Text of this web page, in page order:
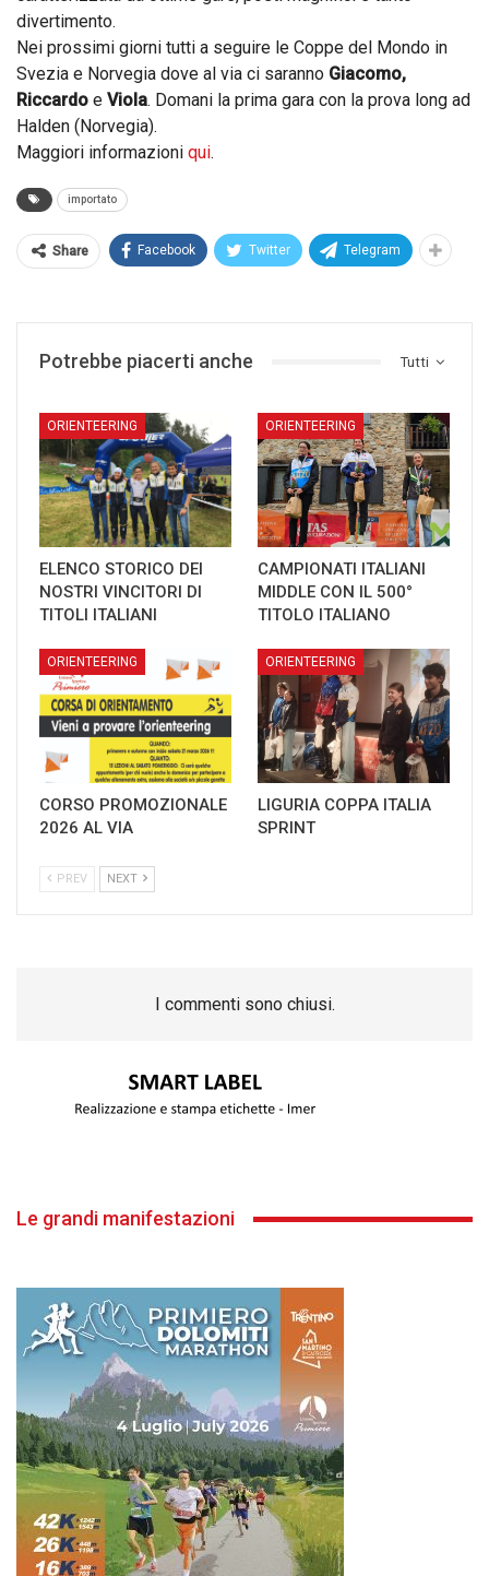
divertimento.
Nei prossimi giorni tutti a seguire le Coppe del Mondo in
Svezia e Norvegia dove al via ci saranno Giacomo,
Riccardo e Viola. Domani la prima gara con la prova long ad
Halden (Norvegia).
Maggiori informazioni qui.
importato
Share Facebook Twitter Telegram
Tutti
Potrebbe piacerti anche
ORIENTEERING
ELENCO STORICO DEI
NOSTRI VINCITORI DI
TITOLI ITALIANI
ORIENTEERING
CAMPIONATI ITALIANI
MIDDLE CON IL 500°
TITOLO ITALIANO
ORIENTEERING
CORSO PROMOZIONALE
2026 AL VIA
ORIENTEERING
LIGURIA COPPA ITALIA
SPRINT
PREV NEXT
I commenti sono chiusi.
Le grandi manifestazioni